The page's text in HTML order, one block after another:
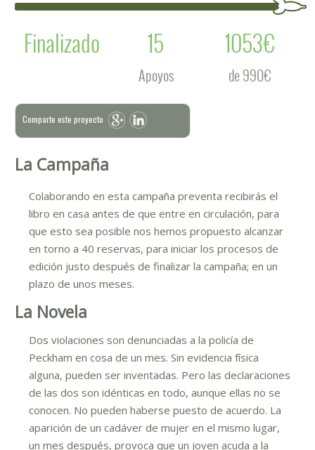
Finalizado
15
Apoyos
1053€
de 990€
Comparte este proyecto
La Campaña
Colaborando en esta campaña preventa recibirás el
libro en casa antes de que entre en circulación, para
que esto sea posible nos hemos propuesto alcanzar
en torno a 40 reservas, para iniciar los procesos de
edición justo después de finalizar la campaña; en un
plazo de unos meses.
La Novela
Dos violaciones son denunciadas a la policía de
Peckham en cosa de un mes. Sin evidencia física
alguna, pueden ser inventadas. Pero las declaraciones
de las dos son idénticas en todo, aunque ellas no se
conocen. No pueden haberse puesto de acuerdo. La
aparición de un cadáver de mujer en el mismo lugar,
un mes después, provoca que un joven acuda a la